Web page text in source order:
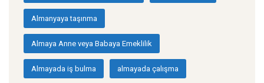
Almanyaya taşınma
Almaya Anne veya Babaya Emeklilik
Almayada iş bulma almayada çalışma